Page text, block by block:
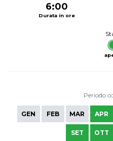
6:00
Durata in ore
Periodo
GEN FEB MAR APR
SET OTT